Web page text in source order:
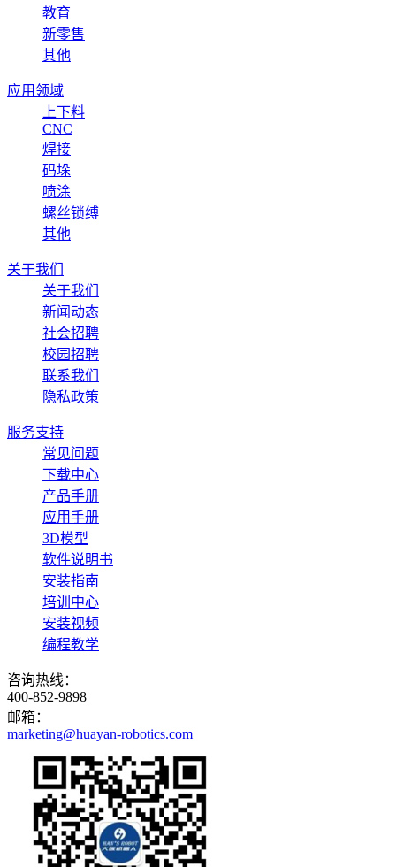
教育
新零售
其他
应用领域
上下料
CNC
焊接
码垛
喷涂
螺丝锁缚
其他
关于我们
关于我们
新闻动态
社会招聘
校园招聘
联系我们
隐私政策
服务支持
常见问题
下载中心
产品手册
应用手册
3D模型
软件说明书
安装指南
培训中心
安装视频
编程教学
咨询热线：
400-852-9898
邮箱：
marketing@huayan-robotics.com